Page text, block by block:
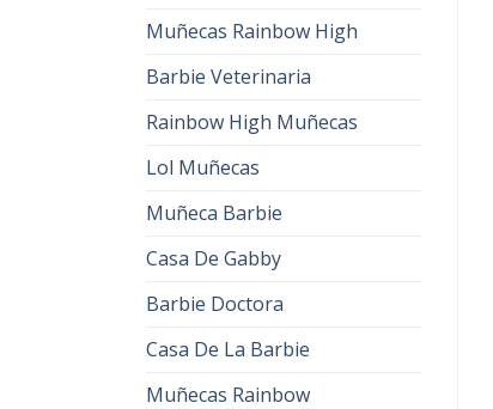
Muñecas Rainbow High
Barbie Veterinaria
Rainbow High Muñecas
Lol Muñecas
Muñeca Barbie
Casa De Gabby
Barbie Doctora
Casa De La Barbie
Muñecas Rainbow